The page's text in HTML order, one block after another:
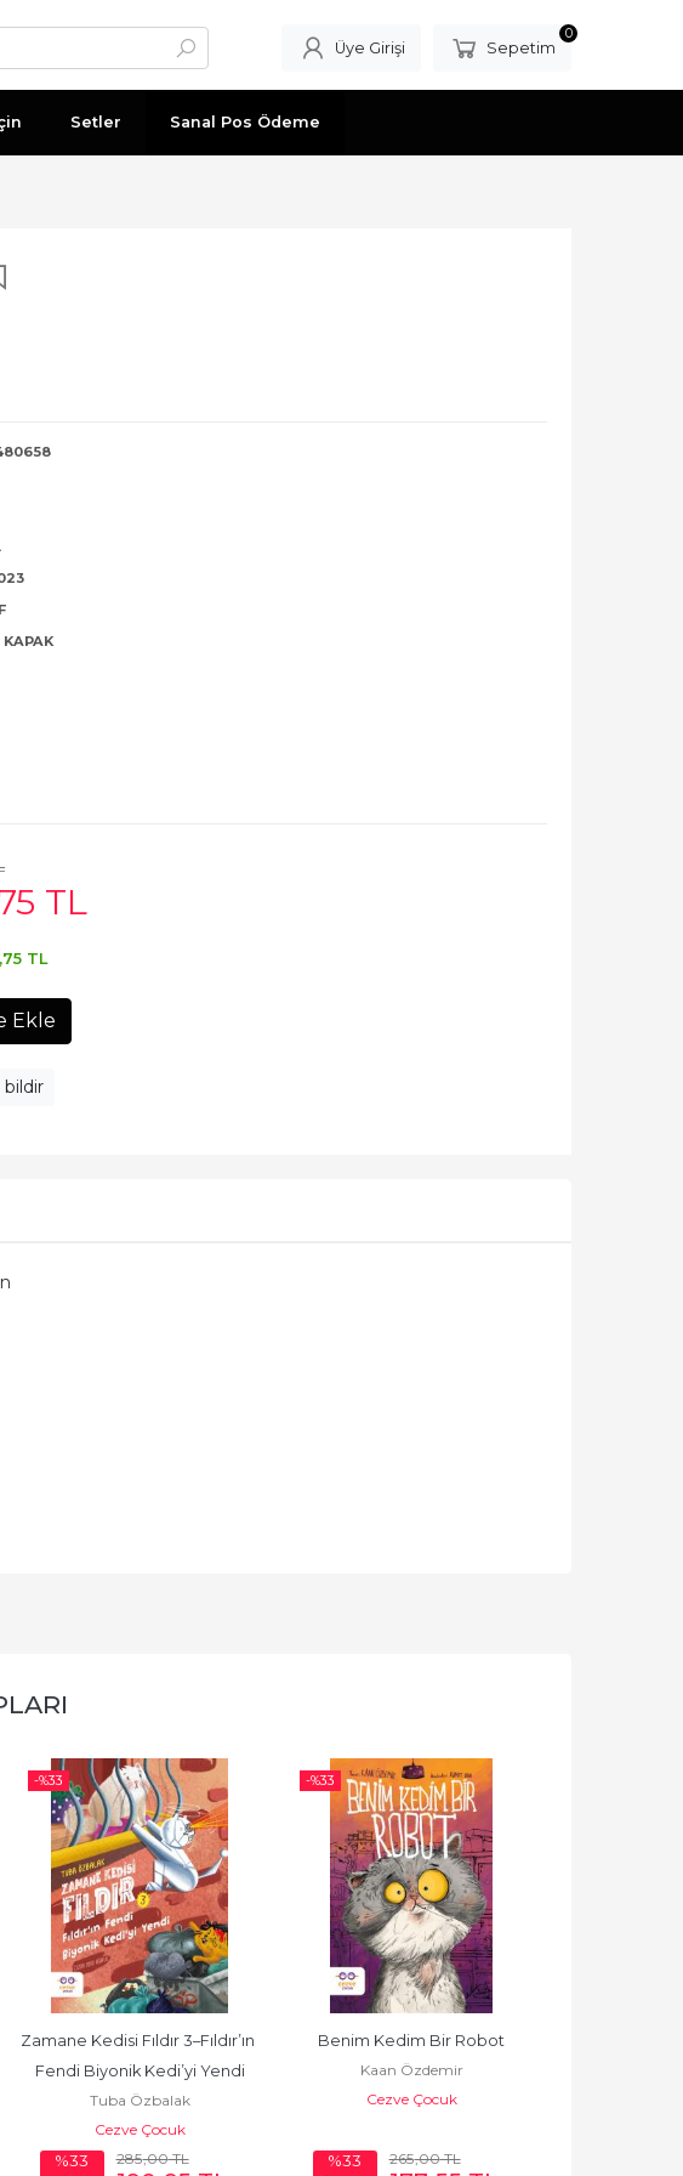
Üye Girişi Sepetim
0
Setler Sanal Pos Ödeme
KAPAK
TL
,75 TL
Ekle
bildir
-%33
Zamane Kedisi Fıldır 3–Fıldır’ın
Fendi Biyonik Kedi’yi Yendi
Tuba Özbalak
Cezve Çocuk
%33 285,00TL
-%33
Benim Kedim Bir Robot
Kaan Özdemir
Cezve Çocuk
%33 265,00TL